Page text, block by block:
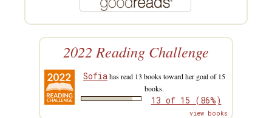
2022 Reading Challenge
Sofia has read 13 books toward her goal of 15
books.
13 of 15 (86%)
view books